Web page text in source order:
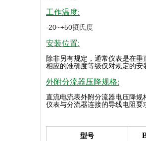
工作温度:
-20~+50摄氏度
安装位置:
除非另有规定，通常仪表是在
相应的准确度等级仅对规定的安
外附分流器压降规格:
直流电流表外附分流器电压降规
仪表与分流器连接的导线电阻要
型号